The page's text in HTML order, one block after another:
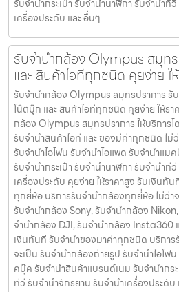
รับจํานํากระเป๋า รับจํานํานาฬิกา รับจํานําที
เครื่องประดับ และ อื่นๆ
รับจํานํากล้อง Olympus สมุท
และ สินค้าไอทีทุกชนิด คุยง่าย ใ
รับจํานํากล้อง Olympus สมุทรปราการ รั
โน๊ตบุ๊ก และ สินค้าไอทีทุกชนิด คุยง่าย ให้ร
กล้อง Olympus สมุทรปราการ ให้บริการ
รับจํานําสินค้าไอที และ ของมีค่าทุกชนิด ไม่
รับจํานําไอโฟน รับจํานําไอแพด รับจํานําแ
รับจํานํากระเป๋า รับจํานํานาฬิกา รับจํานําที
เครื่องประดับ คุยง่าย ให้ราคาสูง รับเงินทั
ทุกยี่ห้อ บริการรับจำนำกล้องทุกยี่ห้อ ไม่ว่า
รับจำนำกล้อง Sony, รับจำนำกล้อง
จำนำกล้อง DJI, รับจำนำกล้อง Insta360
เงินทันที รับจำนำของมาค่าทุกชนิด บริกา
จะเป็น รับจํานํากล้องถ่ายรูป รับจํานําไอโฟ
คบุ๊ค รับจํานําสินค้าแบรนด์เนม รับจํานํากร
ทีวี รับจํานําจักรยาน รับจํานําเครื่องประดับ